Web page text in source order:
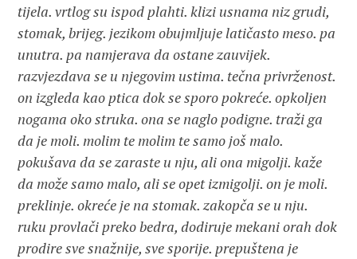
tijela. vrtlog su ispod plahti. klizi usnama niz grudi,
stomak, brijeg. jezikom obujmljuje latičasto meso. pa
unutra. pa namjerava da ostane zauvijek.
razvjezdava se u njegovim ustima. tečna privrženost.
on izgleda kao ptica dok se sporo pokreće. opkoljen
nogama oko struka. ona se naglo podigne. traži ga
da je moli. molim te molim te samo još malo.
pokušava da se zaraste u nju, ali ona migolji. kaže
da može samo malo, ali se opet izmigolji. on je moli.
preklinje. okreće je na stomak. zakopča se u nju.
ruku provlači preko bedra, dodiruje mekani orah dok
prodire sve snažnije, sve sporije. prepuštena je